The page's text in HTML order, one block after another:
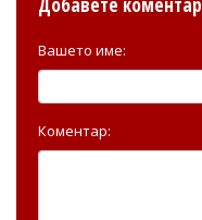
Вашето име:
Коментар: